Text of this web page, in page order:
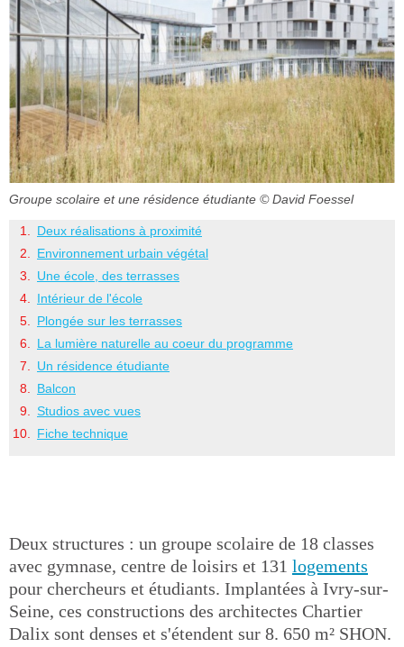
Groupe scolaire et une résidence étudiante © David Foessel
Deux réalisations à proximité
Environnement urbain végétal
Une école, des terrasses
Intérieur de l'école
Plongée sur les terrasses
La lumière naturelle au coeur du programme
Un résidence étudiante
Balcon
Studios avec vues
Fiche technique
Deux structures : un groupe scolaire de 18 classes
avec gymnase, centre de loisirs et 131 logements
pour chercheurs et étudiants. Implantées à Ivry-sur-
Seine, ces constructions des architectes Chartier
Dalix sont denses et s'étendent sur 8. 650 m² SHON.